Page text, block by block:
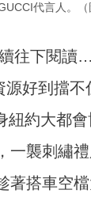
代言人。
往下閱讀
源好到擋
紐約大都
一襲刺繡
著搭車空